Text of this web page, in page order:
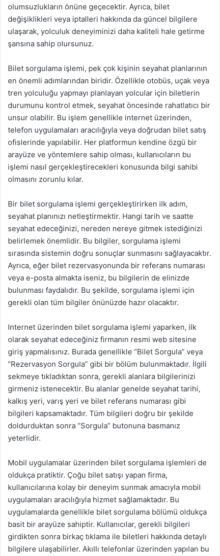
olumsuzlukların önüne geçecektir. Ayrıca, bilet
değişiklikleri veya iptalleri hakkında da güncel bilgilere
ulaşarak, yolculuk deneyiminizi daha kaliteli hale getirme
şansına sahip olursunuz.
Bilet sorgulama işlemi, pek çok kişinin seyahat planlarının
en önemli adımlarından biridir. Özellikle otobüs, uçak veya
tren yolculuğu yapmayı planlayan yolcular için biletlerin
durumunu kontrol etmek, seyahat öncesinde rahatlatıcı bir
unsur olabilir. Bu işlem genellikle internet üzerinden,
telefon uygulamaları aracılığıyla veya doğrudan bilet satış
ofislerinde yapılabilir. Her platformun kendine özgü bir
arayüze ve yöntemlere sahip olması, kullanıcıların bu
işlemi nasıl gerçekleştirecekleri konusunda bilgi sahibi
olmasını zorunlu kılar.
Bir bilet sorgulama işlemi gerçekleştirirken ilk adım,
seyahat planınızı netleştirmektir. Hangi tarih ve saatte
seyahat edeceğinizi, nereden nereye gitmek istediğinizi
belirlemek önemlidir. Bu bilgiler, sorgulama işlemi
sırasında sistemin doğru sonuçlar sunmasını sağlayacaktır.
Ayrıca, eğer bilet rezervasyonunda bir referans numarası
veya e-posta almakta iseniz, bu bilgilerin de elinizde
bulunması faydalıdır. Bu şekilde, sorgulama işlemi için
gerekli olan tüm bilgiler önünüzde hazır olacaktır.
Internet üzerinden bilet sorgulama işlemi yaparken, ilk
olarak seyahat edeceğiniz firmanın resmi web sitesine
giriş yapmalısınız. Burada genellikle “Bilet Sorgula” veya
“Rezervasyon Sorgula” gibi bir bölüm bulunmaktadır. İlgili
sekmeye tıkladıktan sonra, gerekli alanlara bilgilerinizi
girmeniz istenecektir. Bu alanlar genelde seyahat tarihi,
kalkış yeri, varış yeri ve bilet referans numarası gibi
bilgileri kapsamaktadır. Tüm bilgileri doğru bir şekilde
doldurduktan sonra “Sorgula” butonuna basmanız
yeterlidir.
Mobil uygulamalar üzerinden bilet sorgulama işlemleri de
oldukça pratiktir. Çoğu bilet satışı yapan firma,
kullanıcılarına kolay bir deneyim sunmak amacıyla mobil
uygulamaları aracılığıyla hizmet sağlamaktadır. Bu
uygulamalarda genellikle bilet sorgulama bölümü oldukça
basit bir arayüze sahiptir. Kullanıcılar, gerekli bilgileri
girdikten sonra birkaç tıklama ile biletleri hakkında detaylı
bilgilere ulaşabilirler. Akıllı telefonlar üzerinden yapılan bu